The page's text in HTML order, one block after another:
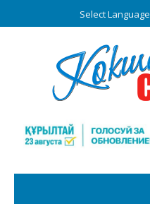
Select Language